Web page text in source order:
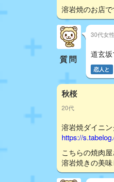
溶岩焼のお店
質問
30代女性
道玄
恋人と
秋桜
20代
溶岩焼ダイニ
https://
こちらの焼肉
溶岩焼きの美